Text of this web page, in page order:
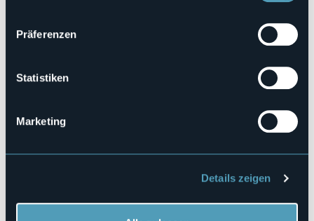
Präferenzen
Statistiken
Marketing
Details zeigen
Via Vittorio Veneto, 10